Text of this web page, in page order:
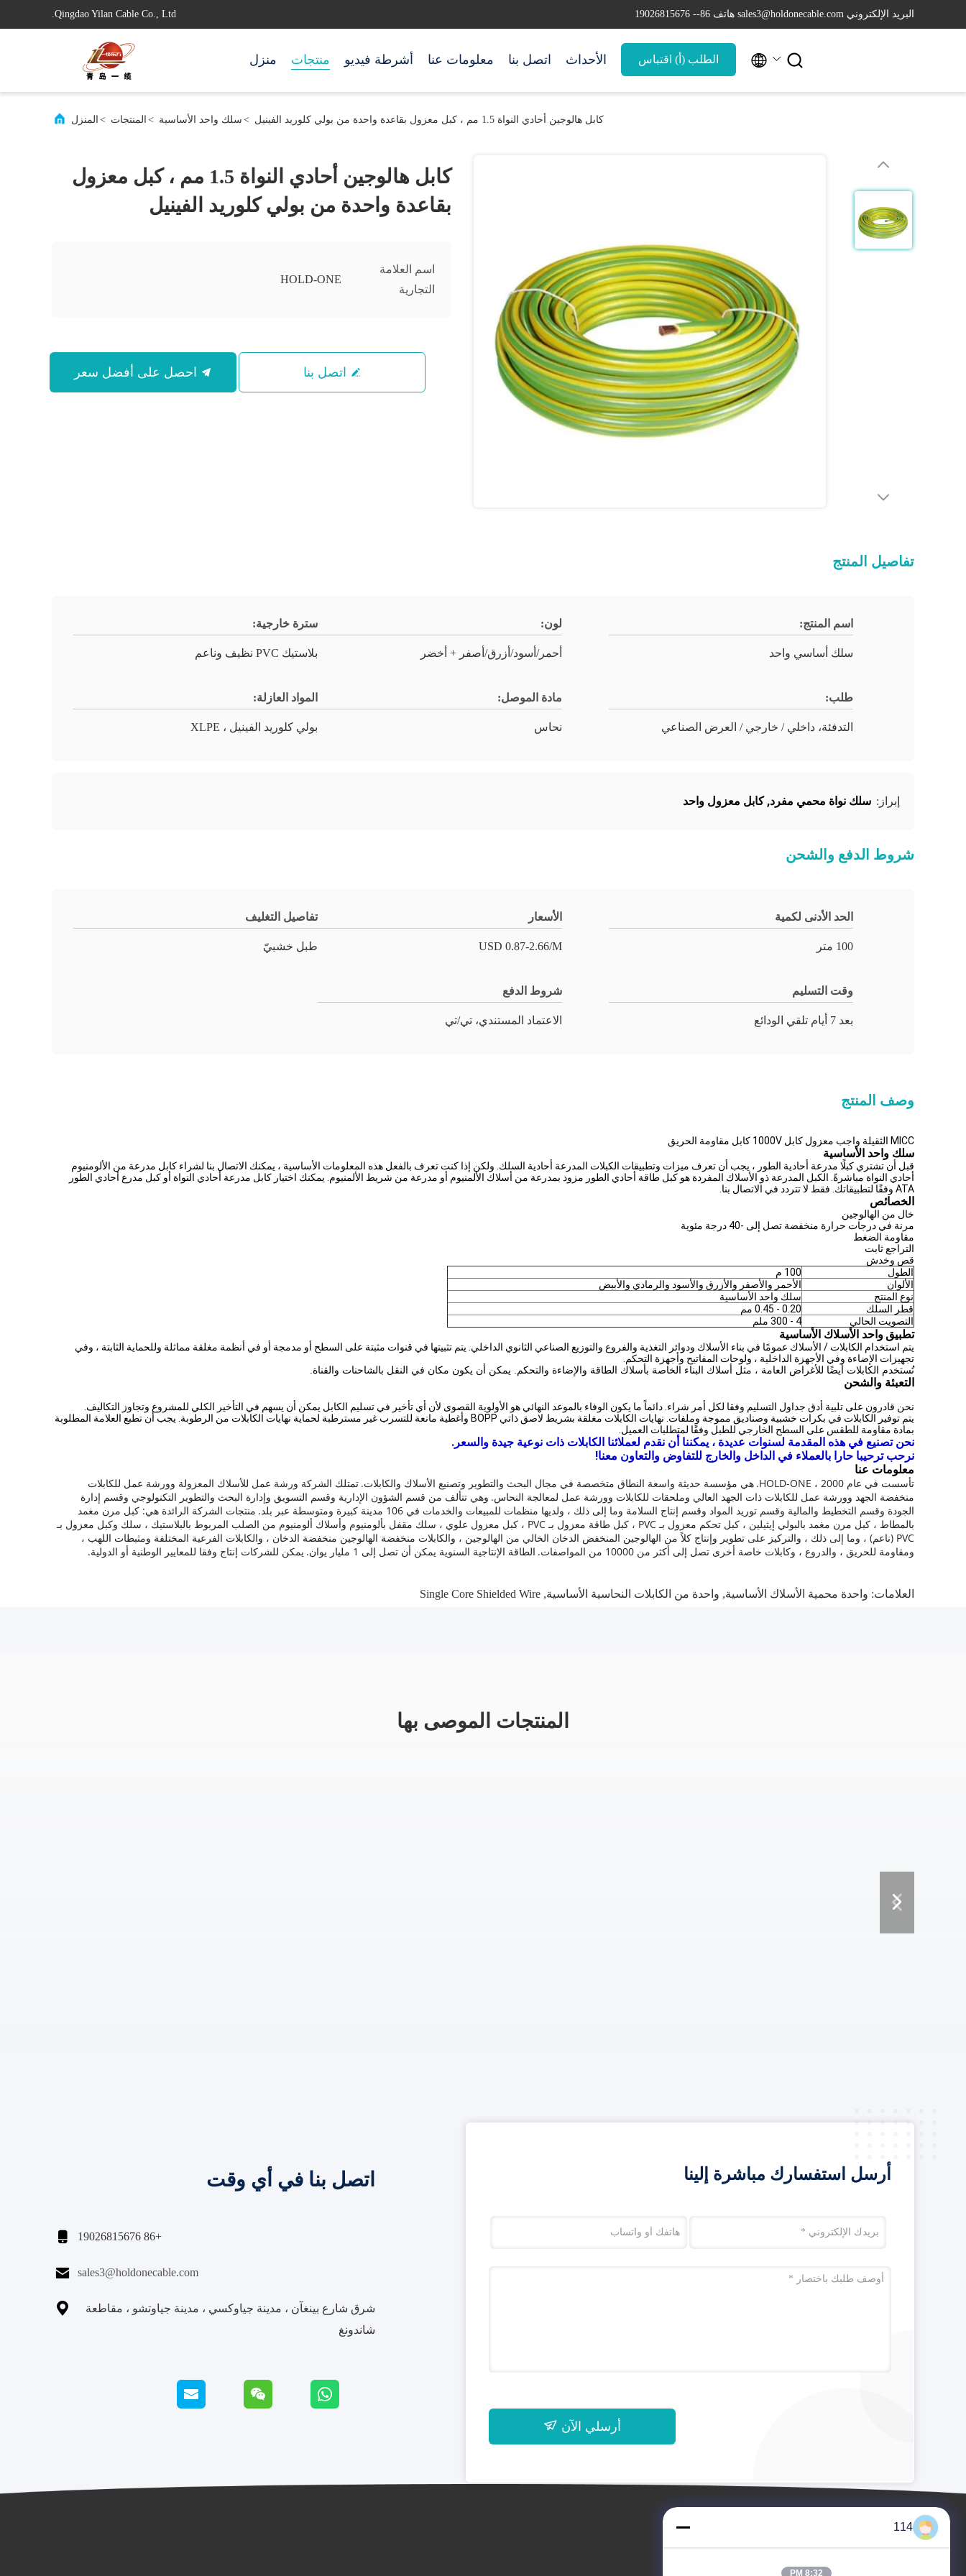
Qingdao Yilan Cable Co., Ltd. البريد الإلكتروني sales3@holdonecable.com هاتف 86-- 19026815676
منزل منتجات أشرطة فيديو معلومات عنا اتصل بنا الأحداث الطلب (أ) اقتباس  
المنزل > المنتجات > سلك واحد الأساسية > كابل هالوجين أحادي النواة 1.5 مم ، كبل معزول بقاعدة واحدة من بولي كلوريد الفينيل
كابل هالوجين أحادي النواة 1.5 مم ، كبل معزول
بقاعدة واحدة من بولي كلوريد الفينيل
اسم العلامة
التجارية
HOLD-ONE
اتصل بنا
تفاصيل المنتج
اسم المنتج:
سلك أساسي واحد
لون:
أحمر/أسود/أزرق/أصفر + أخضر
سترة خارجية:
بلاستيك PVC نظيف وناعم
طلب:
التدفئة، داخلي / خارجي / العرض الصناعي
مادة الموصل:
نحاس
المواد العازلة:
بولي كلوريد الفينيل ، XLPE
إبراز: سلك نواة محمي مفرد,كابل معزول واحد
شروط الدفع والشحن
الحد الأدنى لكمية
100 متر
الأسعار
USD 0.87-2.66/M
تفاصيل التغليف
طبل خشبيّ
وقت التسليم
بعد 7 أيام تلقي الودائع
شروط الدفع
الاعتماد المستندي، تي/تي
وصف المنتج
MICC الثقيلة واجب معزول كابل 1000V كابل مقاومة الحريق
سلك واحد الأساسية
قبل أن تشتري كبلًا مدرعة أحادية الطور ، يجب أن تعرف ميزات وتطبيقات الكبلات المدرعة أحادية السلك. ولكن إذا كنت تعرف بالفعل هذه المعلومات الأساسية ، يمكنك الاتصال بنا لشراء كابل مدرعة من الألومنيوم
أحادي النواة مباشرةً. الكبل المدرعة ذو الأسلاك المفردة هو كبل طاقة أحادي الطور مزود بمدرعة من أسلاك الألمنيوم أو مدرعة من شريط الألمنيوم. يمكنك اختيار كابل مدرعة أحادي النواة أو كبل مدرع أحادي الطور
ATA وفقًا لتطبيقاتك. فقط لا تتردد في الاتصال بنا.
الخصائص
خال من الهالوجين
مرنة في درجات حرارة منخفضة تصل إلى -40 درجة مئوية
مقاومة الضغط
التراجع ثابت
قص وخدش
الطول
100 م
الألوان
الأحمر والأصفر والأزرق والأسود والرمادي والأبيض
نوع المنتج
سلك واحد الأساسية
قطر السلك
0.20 - 0.45 مم
التصويت الحالي
4 - 300 ملم
تطبيقواحد الأسلاك الأساسية
يتم استخدام الكابلات / الأسلاك عمومًا في بناء الأسلاك ودوائر التغذية والفروع والتوزيع الصناعي الثانوي الداخلي. يتم تثبيتها في قنوات مثبتة على السطح أو مدمجة أو في أنظمة مغلقة مماثلة وللحماية الثابتة ، وفي
تجهيزات الإضاءة وفي الأجهزة الداخلية ، ولوحات المفاتيح وأجهزة التحكم.
تُستخدم الكابلات أيضًا للأغراض العامة ، مثل أسلاك البناء الخاصة بأسلاك الطاقة والإضاءة والتحكم. يمكن أن يكون مكان في النقل بالشاحنات والقناة.
التعبئة والشحن
نحن قادرون على تلبية أدق جداول التسليم وفقا لكل أمر شراء. دائماً ما يكون الوفاء بالموعد النهائي هو الأولوية القصوى لأن أي تأخير في تسليم الكابل يمكن أن يسهم في التأخير الكلي للمشروع وتجاوز التكاليف.
يتم توفير الكابلات في بكرات خشبية وصناديق مموجة وملفات. نهايات الكابلات مغلقة بشريط لاصق ذاتي BOPP وأغطية مانعة للتسرب غير مسترطبة لحماية نهايات الكابلات من الرطوبة. يجب أن تطبع العلامة المطلوبة
بمادة مقاومة للطقس على السطح الخارجي للطبل وفقًا لمتطلبات العميل.
نحن تصنيع في هذه المقدمة لسنوات عديدة ، يمكننا أن نقدم لعملائنا الكابلات ذات نوعية جيدة والسعر.
نرحب ترحيبا حارا بالعملاء في الداخل والخارج للتفاوض والتعاون معنا!
معلومات عنا
تأسست في عام 2000 ، HOLD-ONE.
هي مؤسسة حديثة واسعة النطاق متخصصة في مجال البحث والتطوير وتصنيع الأسلاك والكابلات. تمتلك الشركة ورشة عمل للأسلاك المعزولة وورشة عمل للكابلات
منخفضة الجهد وورشة عمل للكابلات ذات الجهد العالي وملحقات للكابلات وورشة عمل لمعالجة النحاس. وهي تتألف من قسم الشؤون الإدارية وقسم التسويق وإدارة البحث والتطوير التكنولوجي وقسم إدارة
الجودة وقسم التخطيط والمالية وقسم توريد المواد وقسم إنتاج السلامة وما إلى ذلك ، ولديها منظمات للمبيعات والخدمات في 106 مدينة كبيرة ومتوسطة عبر بلد.
منتجات الشركة الرائدة هي: كبل مرن مغمد
بالمطاط ، كبل مرن مغمد بالبولي إيثيلين ، كبل تحكم معزول بـ PVC ، كبل طاقة معزول بـ PVC ، كبل معزول علوي ، سلك مقفل بألومنيوم وأسلاك ألومنيوم من الصلب المربوط بالبلاستيك ، سلك وكبل معزول بـ
PVC (ناعم) ، وما إلى ذلك ، والتركيز على تطوير وإنتاج كلاً من الهالوجين المنخفض الدخان الخالي من الهالوجين ، والكابلات منخفضة الهالوجين منخفضة الدخان ، والكابلات الفرعية المختلفة ومثبطات اللهب ،
ومقاومة للحريق ، والدروع ، وكابلات خاصة أخرى تصل إلى أكثر من 10000 من المواصفات.
الطاقة الإنتاجية السنوية يمكن أن تصل إلى 1 مليار يوان. يمكن للشركات إنتاج وفقا للمعايير الوطنية أو الدولية.
العلامات: واحدة محمية الأسلاك الأساسية, واحدة من الكابلات النحاسية الأساسية,
Single Core Shielded Wire
المنتجات الموصى بها
اتصل بنا في أي وقت
 +86 19026815676
 sales3@holdonecable.com

شرق شارع بينغآن ، مدينة جياوكسي ، مدينة جياوتشو ، مقاطعة
شاندونغ
أرسل استفسارك مباشرة إلينا
أرسلي الآن
114
8:32 PM